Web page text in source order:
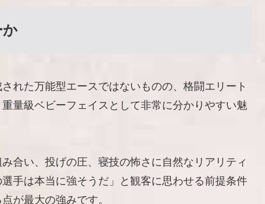
か
れた万能型エースではないものの、格闘エリート
量級ベビーフェイスとして非常に分かりやすい魅
合い、投げの圧、寝技の怖さに自然なリアリティ
手は本当に強そうだ」と観客に思わせる前提条件
が最大の強みです。